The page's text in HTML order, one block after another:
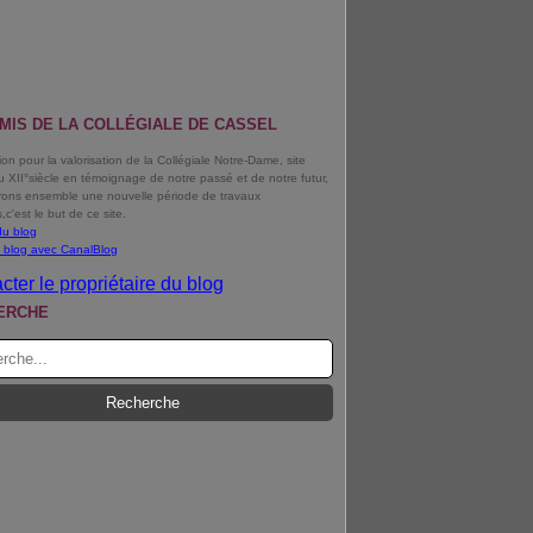
DE LA COLLÉGIALE DE CASSEL
pour la valorisation de la Collégiale Notre-Dame, site
XII°siècle en témoignage de notre passé et de notre futur,
ensemble une nouvelle période de travaux
le but de ce site.
blog
blog avec CanalBlog
le propriétaire du blog